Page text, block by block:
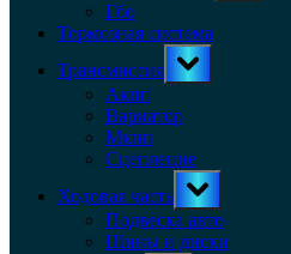
Гбо
Тормозная система
Трансмиссия
Toggle
sub-
Акпп
Вариатор
Мкпп
Сцепление
Ходовая часть
Toggle
sub-
menu
Подвеска авто
Шины и диски